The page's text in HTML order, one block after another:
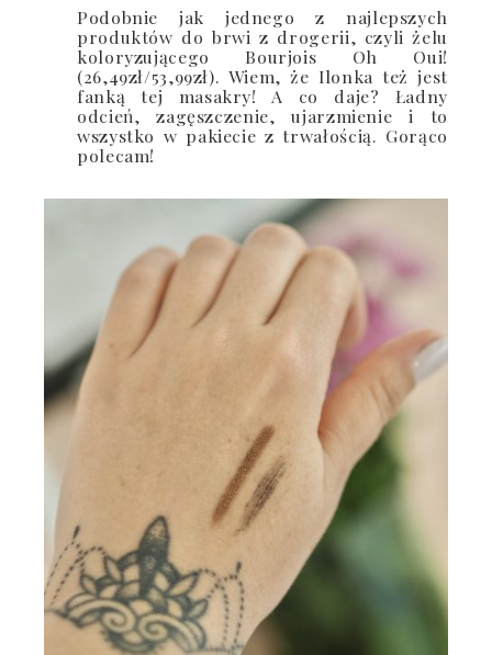
Podobnie jak jednego z najlepszych
produktów do brwi z drogerii, czyli żelu
koloryzującego Bourjois Oh Oui!
(26,49zł/53,99zł). Wiem, że Ilonka też jest
fanką tej masakry! A co daje? Ładny
odcień, zagęszczenie, ujarzmienie i to
wszystko w pakiecie z trwałością. Gorąco
polecam!